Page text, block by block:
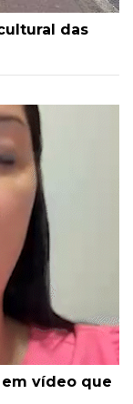
das
vídeo que